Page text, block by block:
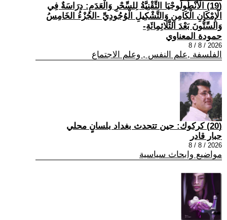
(19) الْأَنْطُولُوجْيَا التِّقْنِيَّةُ لِلسِّحْرِ وَالْعَدَمِ: دِرَاسَةٌ فِي
الْإِمْكَانِ الْكَامِنِ وَالتَّشْكِيلِ الْوُجُودِيِّ -الجُزْءُ الخَامِسُ
وَالسِّتُّونَ بَعْدَ الثَّلَاثِمِائَةِ-
حمودة المعناوي
2026 / 8 / 8
الفلسفة ,علم النفس , وعلم الاجتماع
(20) كركوك: حين تتحدث بغداد بلسانٍ محلي
جبار قادر
2026 / 8 / 8
مواضيع وابحاث سياسية